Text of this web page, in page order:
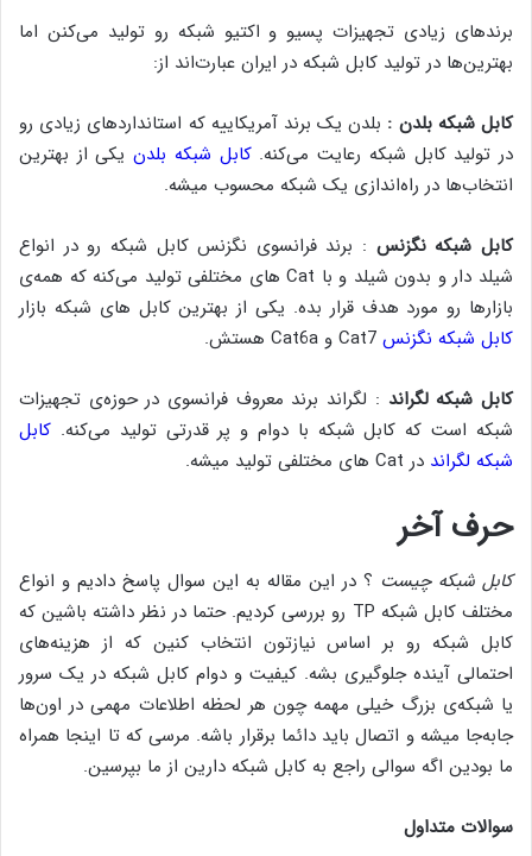
برندهای زیادی تجهیزات پسیو و اکتیو شبکه رو تولید می‌کنن اما
بهترین‌ها در تولید کابل شبکه در ایران عبارت‌اند از:
کابل شبکه بلدن : بلدن یک برند آمریکاییه که استانداردهای زیادی رو
در تولید کابل شبکه رعایت می‌کنه.کابل شبکه بلدنیکی از بهترین
انتخاب‌ها در راه‌اندازی یک شبکه محسوب میشه.
کابل شبکه نگزنس : برند فرانسوی نگزنس کابل شبکه رو در انواع
شیلد دار و بدون شیلد و با Cat های مختلفی تولید می‌کنه که همه‌ی
بازارها رو مورد هدف قرار بده. یکی از بهترین کابل های شبکه بازار
کابل شبکه نگزنس
کابل شبکه لگراند : لگراند برند معروف فرانسوی در حوزه‌ی تجهیزات
شبکه ‌است که کابل شبکه با دوام و پر قدرتی تولید می‌کنه. کابل
شبکه لگراند در Cat های مختلفی تولید میشه.
حرف آخر
کابل شبکه چیست ؟ در این مقاله به این سوال پاسخ دادیم و انواع
مختلف کابل شبکه TP رو بررسی کردیم. حتما در نظر داشته باشین که
کابل شبکه رو بر اساس نیازتون انتخاب کنین که از هزینه‌های
احتمالی آینده جلوگیری بشه. کیفیت و دوام کابل شبکه در یک سرور
یا شبکه‌ی بزرگ خیلی مهمه چون هر لحظه اطلاعات مهمی در اون‌ها
جابه‌جا میشه و اتصال باید دائما برقرار باشه. مرسی که تا اینجا همراه
ما بودین اگه سوالی راجع به کابل شبکه دارین از ما بپرسین.
سوالات متداول